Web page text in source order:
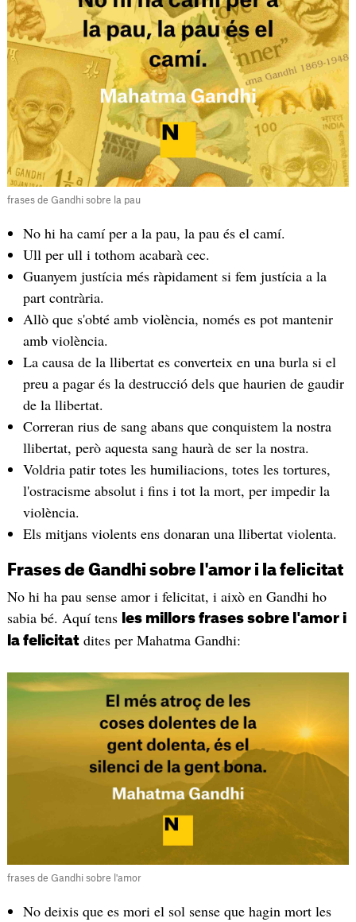
frases de Gandhi sobre la pau
No hi ha camí per a la pau, la pau és el camí.
Ull per ull i tothom acabarà cec.
Guanyem justícia més ràpidament si fem justícia a la
part contrària.
Allò que s'obté amb violència, només es pot mantenir
amb violència.
La causa de la llibertat es converteix en una burla si el
preu a pagar és la destrucció dels que haurien de gaudir
de la llibertat.
Correran rius de sang abans que conquistem la nostra
llibertat, però aquesta sang haurà de ser la nostra.
Voldria patir totes les humiliacions, totes les tortures,
l'ostracisme absolut i fins i tot la mort, per impedir la
violència.
Els mitjans violents ens donaran una llibertat violenta.
Frases de Gandhi sobre l'amor i la felicitat
No hi ha pau sense amor i felicitat, i això en Gandhi ho
sabia bé. Aquí tens les millors frases sobre l'amor i
la felicitatdites per Mahatma Gandhi:
frases de Gandhi sobre l'amor
No deixis que es mori el sol sense que hagin mort les